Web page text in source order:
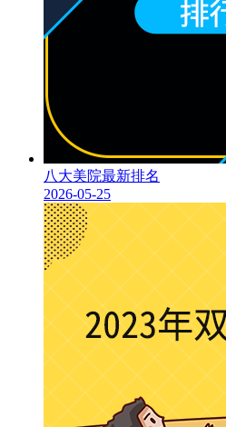
八大美院最新排名
2026-05-25